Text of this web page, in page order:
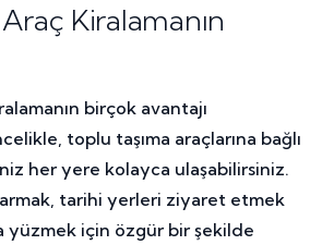
Kiralamanın
birçok avantajı
toplu taşıma araçlarına bağlı
her yere kolayca ulaşabilirsiniz.
tarihi yerleri ziyaret etmek
yüzmek için özgür bir şekilde